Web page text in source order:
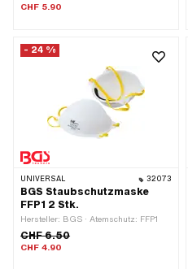
CHF 5.90
- 24 %
UNIVERSAL 32073
BGS Staubschutzmaske
FFP1 2 Stk.
Hersteller: BGS · Atemschutz: FFP1
CHF 6.50
CHF 4.90